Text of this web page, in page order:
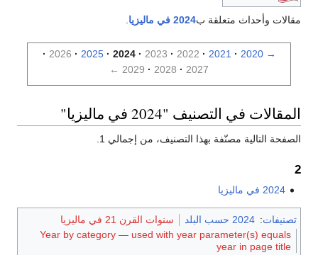
مقالات وأحداث متعلقة ب2024 في ماليزيا
→
2020
2021
2022
2023
2024
2025
2026
2027
2028
2029
←
المقالات في التصنيف "2024 في ماليزيا"
الصفحة التالية مصنّفة بهذا التصنيف، من إجمالي 1.
2
2024 في ماليزيا
تصنيفات: 2024 حسب البلد
سنوات القرن 21 في ماليزيا
Year by category — used with year parameter(s) equals
year in page title